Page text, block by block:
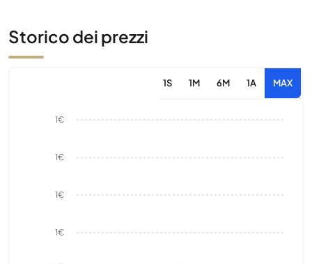
Storico dei prezzi
1S 1M 6M 1A MAX
1€
1€
1€
1€